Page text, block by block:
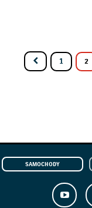
1 2
SAMOCHODY